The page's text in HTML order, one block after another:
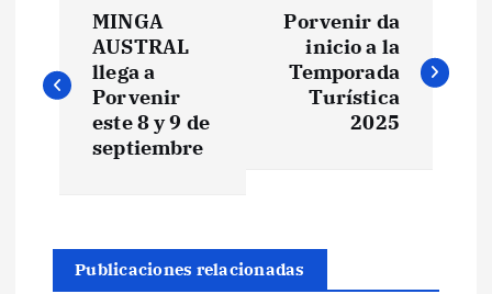
a
v
MINGA
AUSTRAL
llega a
Porvenir
este 8 y 9 de
septiembre
Porvenir da
inicio a la
Temporada
Turística
2025
Publicaciones relacionadas